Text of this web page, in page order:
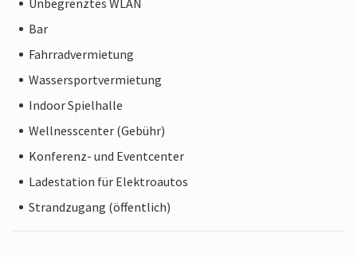
Unbegrenztes WLAN
Bar
Fahrradvermietung
Wassersportvermietung
Indoor Spielhalle
Wellnesscenter (Gebühr)
Konferenz- und Eventcenter
Ladestation für Elektroautos
Strandzugang (öffentlich)